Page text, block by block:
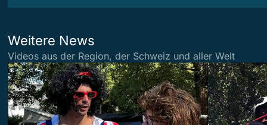
Weitere News
Videos aus der Region, der Schweiz und aller Welt